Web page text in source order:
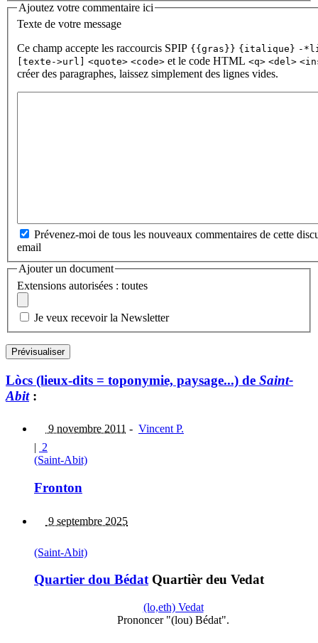
Ajoutez votre commentaire ici
Texte de votre message
Ce champ accepte les raccourcis SPIP {{gras}} {italique} -
[texte->url]
<quote> <code> et le code HTML <q> <del>
créer des paragraphes, laissez simplement des lignes vides.
Prévenez-moi de tous les nouveaux commentaires de cette
email
Ajouter un document
Extensions autorisées : toutes
Je veux recevoir la Newsletter
Lòcs (lieux-dits = toponymie, paysage...) de Saint-
Abit:
9 novembre 2011 - Vincent P.
| 2
(Saint-Abit)
Fronton
9 septembre 2025
(Saint-Abit)
Quartier dou BédatQuartièr deu Vedat
(lo,eth) Vedat
Prononcer "(lou) Bédat".